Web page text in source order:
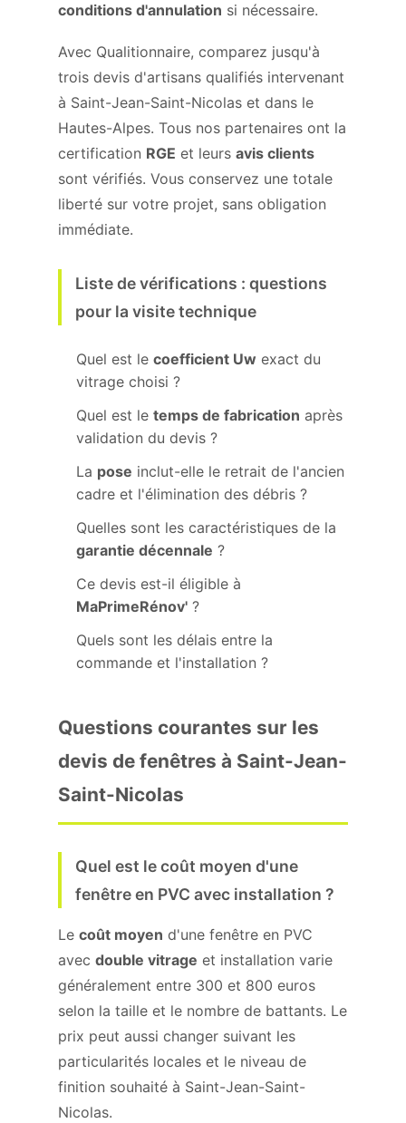
conditions d'annulation si nécessaire.
Avec Qualitionnaire, comparez jusqu'à
trois devis d'artisans qualifiés intervenant
à Saint-Jean-Saint-Nicolas et dans le
Hautes-Alpes. Tous nos partenaires ont la
certification RGE et leurs avis clients
sont vérifiés. Vous conservez une totale
liberté sur votre projet, sans obligation
immédiate.
Liste de vérifications : questions
pour la visite technique
Quel est le coefficient Uw exact du
vitrage choisi ?
Quel est le temps de fabrication après
validation du devis ?
La pose inclut-elle le retrait de l'ancien
cadre et l'élimination des débris ?
Quelles sont les caractéristiques de la
garantie décennale ?
Ce devis est-il éligible à
MaPrimeRénov' ?
Quels sont les délais entre la
commande et l'installation ?
Questions courantes sur les
devis de fenêtres à Saint-Jean-
Saint-Nicolas
Quel est le coût moyen d'une
fenêtre en PVC avec installation ?
Le coût moyen d'une fenêtre en PVC
avec double vitrage et installation varie
généralement entre 300 et 800 euros
selon la taille et le nombre de battants. Le
prix peut aussi changer suivant les
particularités locales et le niveau de
finition souhaité à Saint-Jean-Saint-
Nicolas.